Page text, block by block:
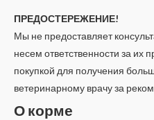
ПРЕДОСТЕРЕЖЕНИЕ!
Мы не предоставляет
несем ответственности за их
покупкой для получения
ветеринарному врачу за
О корме